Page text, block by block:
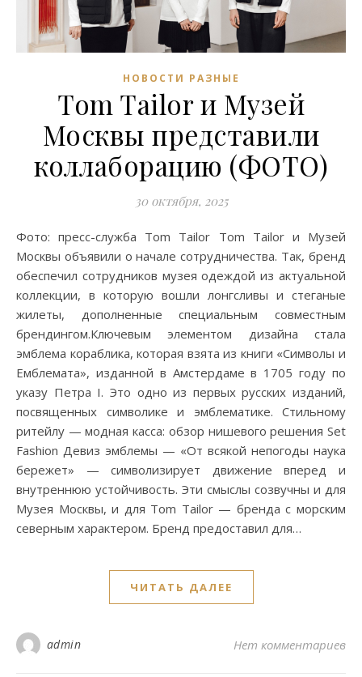
НОВОСТИ РАЗНЫЕ
Tom Tailor и Музей
Москвы представили
коллаборацию (ФОТО)
30 октября, 2025
Фото: пресс-служба Tom Tailor Tom Tailor и Музей
Москвы объявили о начале сотрудничества. Так, бренд
обеспечил сотрудников музея одеждой из актуальной
коллекции, в которую вошли лонгсливы и стеганые
жилеты, дополненные специальным совместным
брендингом.Ключевым элементом дизайна стала
эмблема кораблика, которая взята из книги «Символы и
Емблемата», изданной в Амстердаме в 1705 году по
указу Петра I. Это одно из первых русских изданий,
посвященных символике и эмблематике. Стильному
ритейлу — модная касса: обзор нишевого решения Set
Fashion Девиз эмблемы — «От всякой непогоды наука
бережет» — символизирует движение вперед и
внутреннюю устойчивость. Эти смыслы созвучны и для
Музея Москвы, и для Tom Tailor — бренда с морским
северным характером. Бренд предоставил для…
ЧИТАТЬ ДАЛЕЕ
admin Нет комментариев